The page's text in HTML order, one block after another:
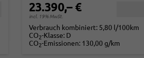
23.390,– €
incl. 19% MwSt.
Verbrauch kombiniert: 5,80 l/100km
CO2-Klasse: D
CO2-Emissionen: 130,00 g/km